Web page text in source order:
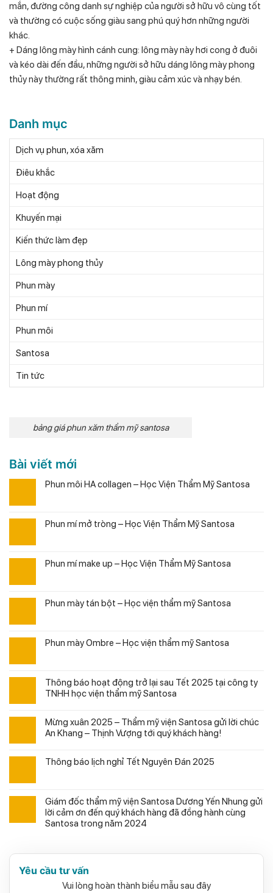
mắn, đường công danh sự nghiệp của người sở hữu vô cùng tốt
và thường có cuộc sống giàu sang phú quý hơn những người
khác.
+ Dáng lông mày hình cánh cung: lông mày này hơi cong ở đuôi
và kéo dài đến đầu, những người sở hữu dáng lông mày phong
thủy này thường rất thông minh, giàu cảm xúc và nhạy bén.
Danh mục
Dịch vụ phun, xóa xăm
Điêu khắc
Hoạt động
Khuyến mại
Kiến thức làm đẹp
Lông mày phong thủy
Phun mày
Phun mí
Phun môi
Santosa
Tin tức
bảng giá phun xăm thẩm mỹ santosa
Bài viết mới
Phun môi HA collagen – Học Viện Thẩm Mỹ Santosa
Phun mí mở tròng – Học Viện Thẩm Mỹ Santosa
Phun mí make up – Học Viện Thẩm Mỹ Santosa
Phun mày tán bột – Học viện thẩm mỹ Santosa
Phun mày Ombre – Học viện thẩm mỹ Santosa
Thông báo hoạt động trở lại sau Tết 2025 tại công ty
TNHH học viện thẩm mỹ Santosa
Mừng xuân 2025 – Thẩm mỹ viện Santosa gửi lời chúc
An Khang – Thịnh Vượng tới quý khách hàng!
Thông báo lịch nghỉ Tết Nguyên Đán 2025
Giám đốc thẩm mỹ viện Santosa Dương Yến Nhung gửi
lời cảm ơn đến quý khách hàng đã đồng hành cùng
Santosa trong năm 2024
Yêu cầu tư vấn
Vui lòng hoàn thành biểu mẫu sau đây